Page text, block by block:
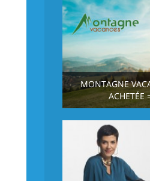
MONTAGNE
ACHETÉE